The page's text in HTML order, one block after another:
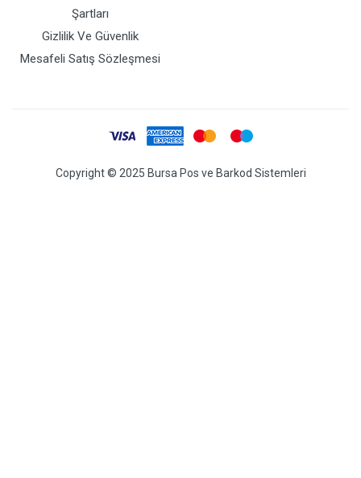
Şartları
Gizlilik Ve Güvenlik
Mesafeli Satış Sözleşmesi
Copyright © 2025 Bursa Pos ve Barkod Sistemleri